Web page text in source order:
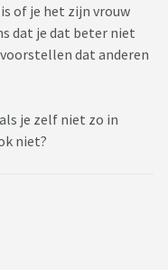
of je het zijn vrouw
dat je dat beter niet
dat anderen
je zelf niet zo in
niet?